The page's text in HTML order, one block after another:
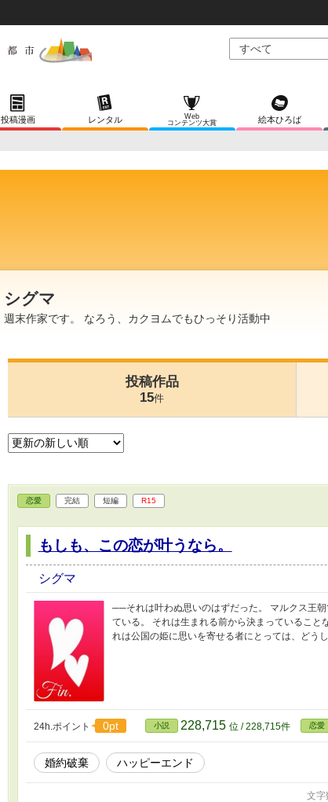
投稿漫画 レンタル
Web
コンテンツ大賞
絵本ひろば
シグマ
週末作家です。 なろう、カクヨムでもひっそり活動中
投稿作品
15件
恋愛 完結 短編 R15
もしも、この恋が叶うなら。
シグマ
──それは叶わぬ思いのはずだった。 マルクス王
ている。 それは生まれる前から決まっていること
れは公国の姫に思いを寄せる者にとっては、どう
24h.ポイント 0pt 小説 228,715 位 / 228,715件 恋愛
婚約破棄 ハッピーエンド
文字